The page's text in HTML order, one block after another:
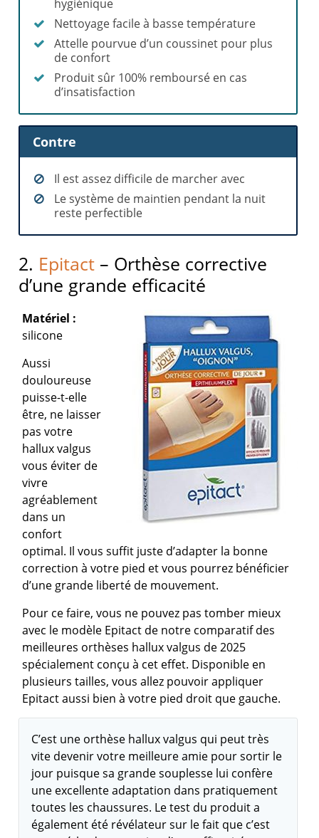
hygiénique
Nettoyage facile à basse température
Attelle pourvue d’un coussinet pour plus
de confort
Produit sûr 100% remboursé en cas
d’insatisfaction
Contre
Il est assez difficile de marcher avec
Le système de maintien pendant la nuit
reste perfectible
2. Epitact – Orthèse corrective
d’une grande efficacité
Matériel :
silicone
Aussi
douloureuse
puisse-t-elle
être, ne laisser
pas votre
hallux valgus
vous éviter de
vivre
agréablement
dans un
confort
optimal. Il vous suffit juste d’adapter la bonne
correction à votre pied et vous pourrez bénéficier
d’une grande liberté de mouvement.
Pour ce faire, vous ne pouvez pas tomber mieux
avec le modèle Epitact de notre comparatif des
meilleures orthèses hallux valgus de 2025
spécialement conçu à cet effet. Disponible en
plusieurs tailles, vous allez pouvoir appliquer
Epitact aussi bien à votre pied droit que gauche.
C’est une orthèse hallux valgus qui peut très
vite devenir votre meilleure amie pour sortir le
jour puisque sa grande souplesse lui confère
une excellente adaptation dans pratiquement
toutes les chaussures. Le test du produit a
également été révélateur sur le fait que c’est